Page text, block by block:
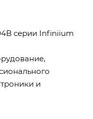
серии Infiniium
и